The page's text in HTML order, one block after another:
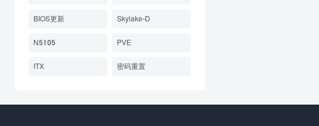
BIOS更新 Skylake-D
N5105 PVE
ITX 密码重置